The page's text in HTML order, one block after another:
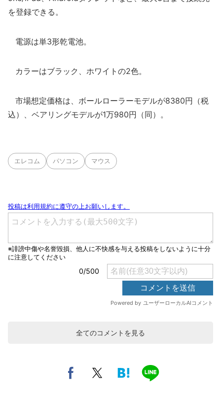
を登録できる。
電源は単3形乾電池。
カラーはブラック、ホワイトの2色。
市場想定価格は、ボールローラーモデルが8380円（税
込）、ベアリングモデルが1万980円（同）。
エレコム パソコン マウス
全てのコメントを見る